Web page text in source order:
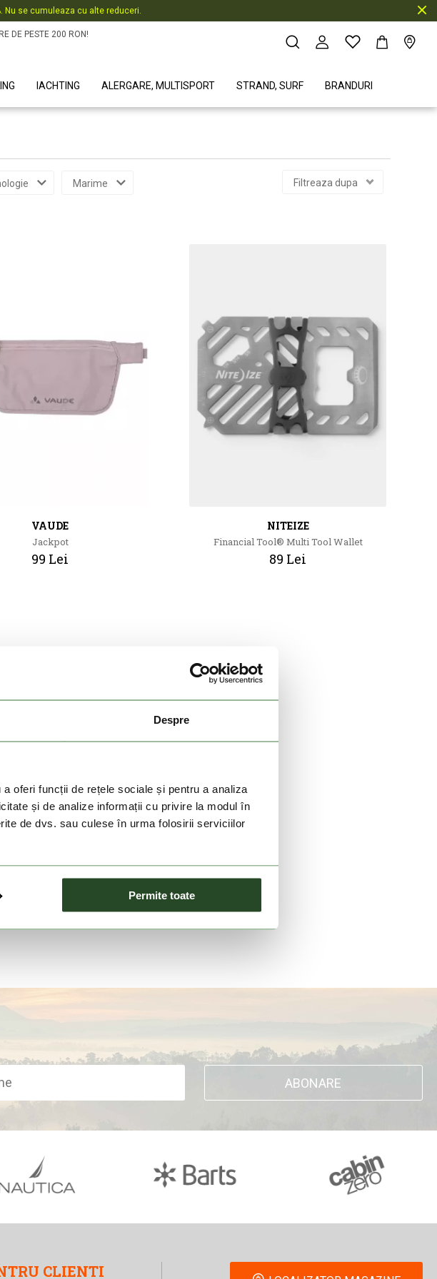
Despre
oferi funcții de rețele sociale și pentru a analiza
și de analize informații cu privire la modul în
de dvs. sau culese în urma folosirii serviciilor
Permite toate
Nu se cumuleaza cu alte reduceri.
DE PESTE 200 RON!
IACHTING ALERGARE, MULTISPORT STRAND, SURF BRANDURI
Marime Filtreaza dupa
VAUDE
Jackpot
99 Lei
NITEIZE
Financial Tool® Multi Tool Wallet
89 Lei
ABONARE
CLIENTI